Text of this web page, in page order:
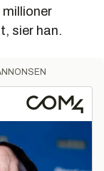
sier han.